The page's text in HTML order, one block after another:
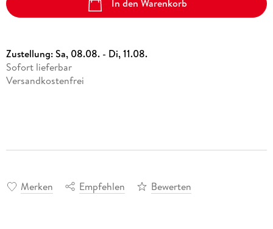
In den Warenkorb
Zustellung:Sa, 08.08. - Di, 11.08.
Sofort lieferbar
Versandkostenfrei
Merken Empfehlen Bewerten